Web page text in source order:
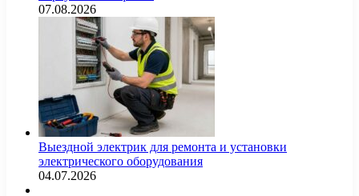
07.08.2026
Выездной электрик для ремонта и установки
электрического оборудования
04.07.2026